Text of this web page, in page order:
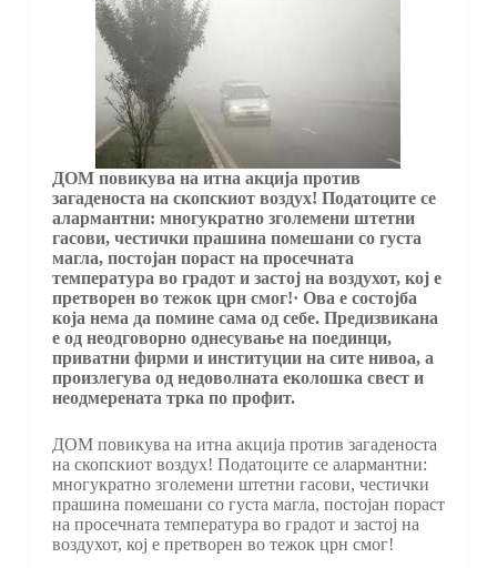
ДОМ повикува на итна акција против
загаденоста на скопскиот воздух! Податоците се
алармантни: многукратно зголемени штетни
гасови, честички прашина помешани со густа
магла, постојан пораст на просечната
температура во градот и застој на воздухот, кој е
претворен во тежок црн смог!· Ова е состојба
која нема да помине сама од себе. Предизвикана
е од неодговорно однесување на поединци,
приватни фирми и институции на сите нивоа, а
произлегува од недоволната еколошка свест и
неодмерената трка по профит.
ДОМ повикува на итна акција против загаденоста
на скопскиот воздух! Податоците се алармантни:
многукратно зголемени штетни гасови, честички
прашина помешани со густа магла, постојан пораст
на просечната температура во градот и застој на
воздухот, кој е претворен во тежок црн смог!